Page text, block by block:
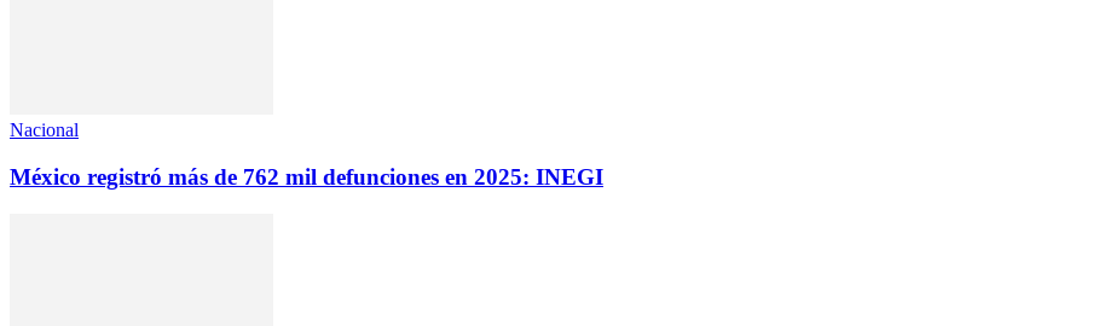
Nacional
México registró más de 762 mil defunciones en 2025: INEGI